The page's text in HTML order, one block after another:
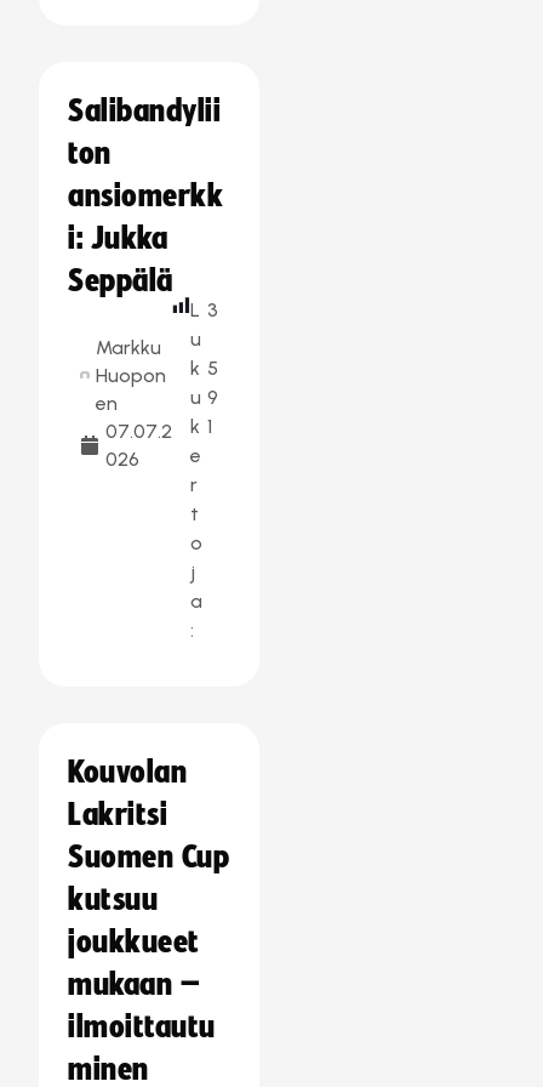
Salibandylii
ton
ansiomerkk
i: Jukka
Seppälä
Markku
Huopon
en
07.07.2
026
L
u
k
u
k
e
r
t
o
j
a
:
3
5
9
1
Kouvolan
Lakritsi
Suomen Cup
kutsuu
joukkueet
mukaan –
ilmoittautu
minen